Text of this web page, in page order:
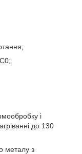
і
до 130
металу з